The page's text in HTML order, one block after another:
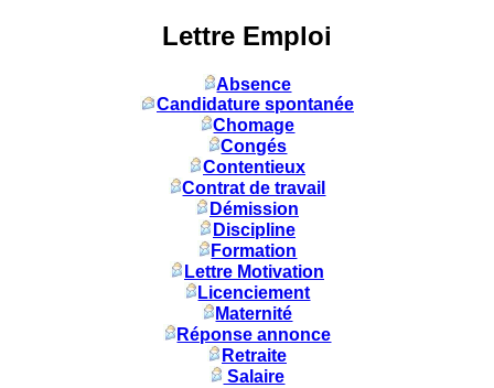
Lettre Emploi
Absence
Candidature spontanée
Chomage
Congés
Contentieux
Contrat de travail
Démission
Discipline
Formation
Lettre Motivation
Licenciement
Maternité
Réponse annonce
Retraite
Salaire